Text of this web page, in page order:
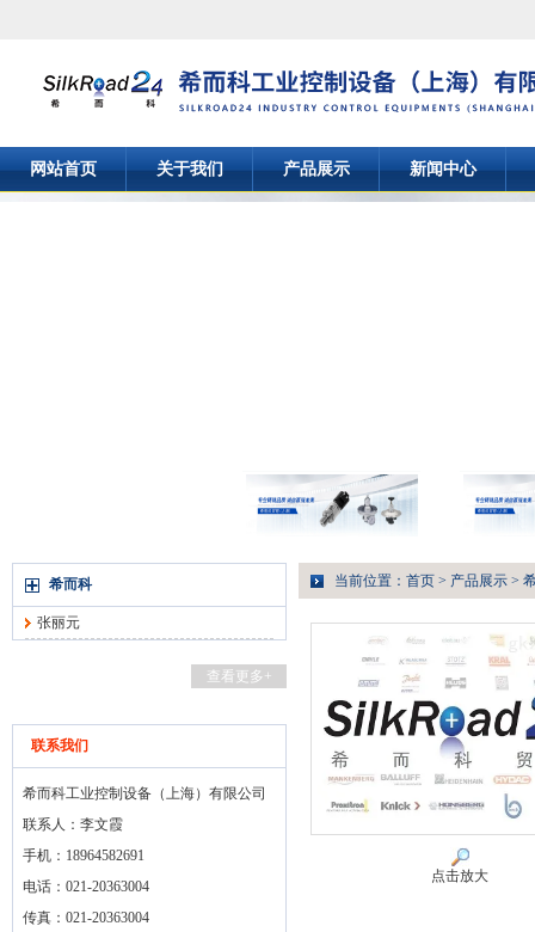
网站首页 关于我们 产品展示 新闻中心
希而科
张丽元
查看更多+
联系我们
希而科工业控制设备（上海）有限公司
联系人：李文霞
手机：18964582691
电话：021-20363004
传真：021-20363004
当前位置： 首页 > 产品展示 >
点击放大